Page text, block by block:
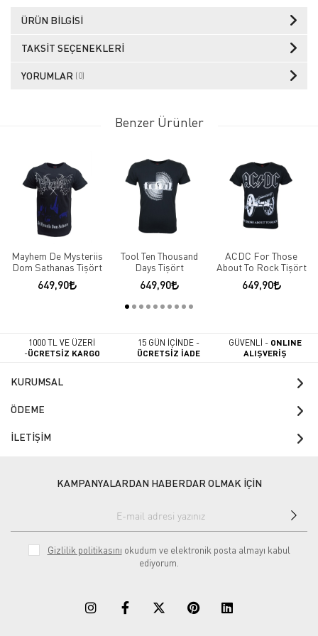
ÜRÜN BILGISI
TAKSIT SEÇENEKLERI
YORUMLAR (0)
Benzer Ürünler
Mayhem De Mysteriis
Dom Sathanas Tişört
649,90
Tool Ten Thousand
Days Tişört
649,90
ACDC For Those
About To Rock Tişört
649,90
1000 TL VE ÜZERİ
-ÜCRETSİZ KARGO
15 GÜN İÇİNDE -
ÜCRETSİZ İADE
GÜVENLİ - ONLINE
ALIŞVERİŞ
KURUMSAL
ÖDEME
İLETİŞİM
KAMPANYALARDAN HABERDAR OLMAK İÇİN
Gizlilik politikasını okudum ve elektronik posta almayı kabul
ediyorum.